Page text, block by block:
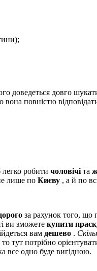
доведеться довго
вона повністю
робити чоловічі та
лише по Києву , а й по
за рахунок того,
ви зможете купити
вам дешево .
тут потрібно
все одно буде вигідною.